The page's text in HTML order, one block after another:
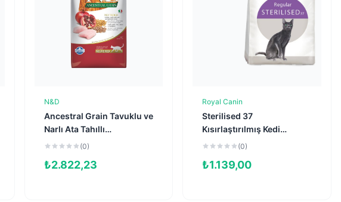
N&D
Ancestral Grain Tavuklu ve
Narlı Ata Tahıllı
Kısırlaştırılmış Kedi
(0)
₺2.822,23
Sepete Ekle
Royal Canin
Sterilised 37
Kısırlaştırılmış Kedi
Maması 2kg
(0)
₺1.139,00